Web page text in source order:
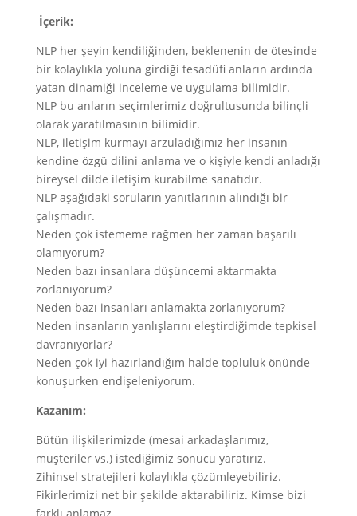
İçerik:
NLP her şeyin kendiliğinden, beklenenin de ötesinde
bir kolaylıkla yoluna girdiği tesadüfi anların ardında
yatan dinamiği inceleme ve uygulama bilimidir.
NLP bu anların seçimlerimiz doğrultusunda bilinçli
olarak yaratılmasının bilimidir.
NLP, iletişim kurmayı arzuladığımız her insanın
kendine özgü dilini anlama ve o kişiyle kendi anladığı
bireysel dilde iletişim kurabilme sanatıdır.
NLP aşağıdaki soruların yanıtlarının alındığı bir
çalışmadır.
Neden çok istememe rağmen her zaman başarılı
olamıyorum?
Neden bazı insanlara düşüncemi aktarmakta
zorlanıyorum?
Neden bazı insanları anlamakta zorlanıyorum?
Neden insanların yanlışlarını eleştirdiğimde tepkisel
davranıyorlar?
Neden çok iyi hazırlandığım halde topluluk önünde
konuşurken endişeleniyorum.
Kazanım:
Bütün ilişkilerimizde (mesai arkadaşlarımız,
müşteriler vs.) istediğimiz sonucu yaratırız.
Zihinsel stratejileri kolaylıkla çözümleyebiliriz.
Fikirlerimizi net bir şekilde aktarabiliriz. Kimse bizi